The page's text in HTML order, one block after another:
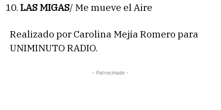
LAS MIGAS/ Me mueve el Aire
Realizado por Carolina Mejía Romero para
UNIMINUTO RADIO.
- Patrocinado -